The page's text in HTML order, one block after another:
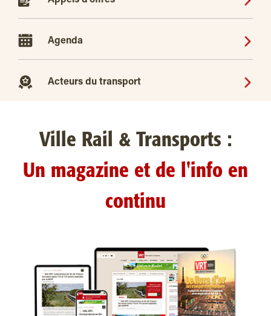
Agenda
Acteurs du transport
Ville Rail & Transports :
Un magazine et de l'info en
continu